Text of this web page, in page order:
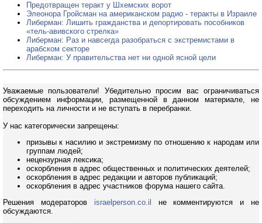
Предотвращен теракт у Шхемских ворот
Элеонора Гройсман на американском радио - теракты в Израиле
Либерман: Лишить гражданства и депортировать пособников
«тель-авивского стрелка»
Либерман: Раз и навсегда разобраться с экстремистами в
арабском секторе
Либерман: У правительства нет ни одной ясной цели
Уважаемые пользователи! Убедительно просим вас ограничиваться
обсуждением информации, размещенной в данном материале, не
переходить на личности и не вступать в перебранки.
У нас категорически запрещены:
призывы к насилию и экстремизму по отношению к народам или
группам людей;
нецензурная лексика;
оскорбления в адрес общественных и политических деятелей;
оскорбления в адрес редакции и авторов публикаций;
оскорбления в адрес участников форума нашего сайта.
Решения модераторов israelperson.co.il не комментируются и не
обсуждаются.